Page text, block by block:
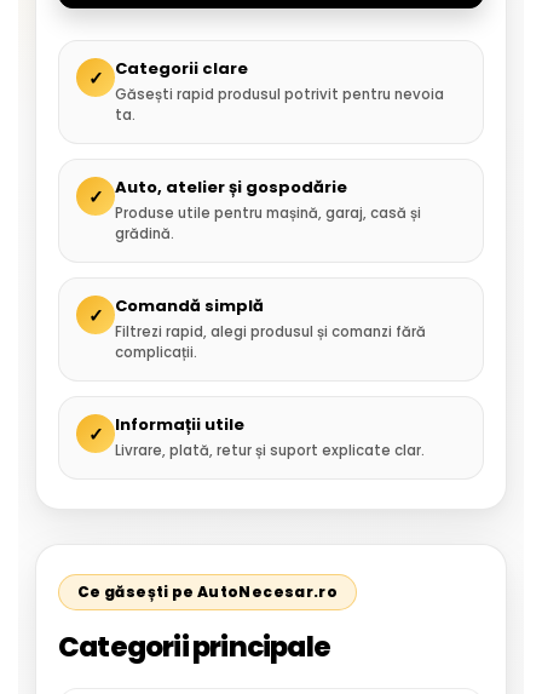
✓ Categorii clare
Găsești rapid produsul potrivit pentru nevoia
ta.
✓ Auto, atelier și gospodărie
Produse utile pentru mașină, garaj, casă și
grădină.
✓ Comandă simplă
Filtrezi rapid, alegi produsul și comanzi fără
complicații.
✓ Informații utile
Livrare, plată, retur și suport explicate clar.
Ce găsești pe AutoNecesar.ro
Categorii principale